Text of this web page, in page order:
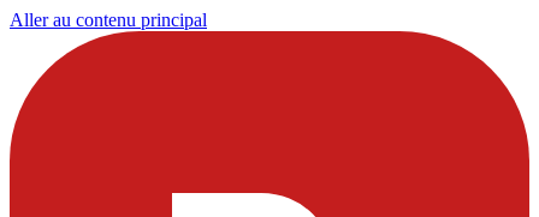
Aller au contenu principal